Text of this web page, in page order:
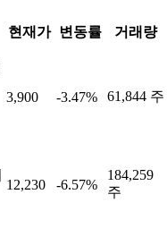
현재가 변동률 거래량
3,900 -3.47% 61,844 주
12,230 -6.57%
184,259
주